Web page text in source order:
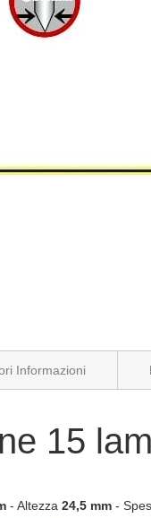
15
- Altezza 24,5 mm -
Informazioni